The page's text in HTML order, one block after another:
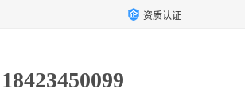
资质认证
18423450099